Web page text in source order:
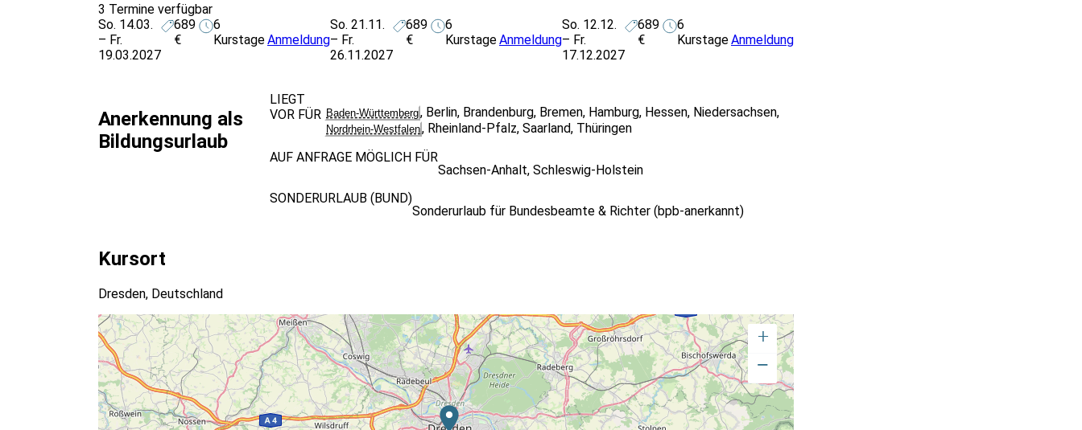
3 Termine verfügbar
So. 14.03.
– Fr.
19.03.2027
689
€
6
KurstageAnmeldung
So. 21.11.
– Fr.
26.11.2027
689
€
6
KurstageAnmeldung
So. 12.12.
– Fr.
17.12.2027
689
€
6
KurstageAnmeldung
Anerkennung als
Bildungsurlaub
LIEGT
VOR FÜR Baden-Württemberg, Berlin, Brandenburg, Bremen, Hamburg, Hessen, Niedersachsen,
Nordrhein-Westfalen, Rheinland-Pfalz,Saarland, Thüringen
AUF ANFRAGE MÖGLICH FÜR
Sachsen-Anhalt, Schleswig-Holstein
SONDERURLAUB (BUND)
Sonderurlaub für Bundesbeamte & Richter (bpb-anerkannt)
Kursort
Dresden, Deutschland
+
−